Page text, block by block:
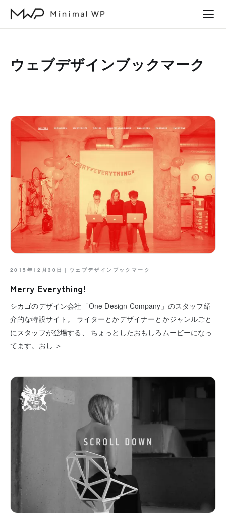
ウェブデザインブックマーク
2015年12月30日｜ ウェブデザインブックマーク
Merry Everything!
シカゴのデザイン会社「One Design Company」のスタッフ紹
介的な特設サイト。 ライターとかデザイナーとかジャンルごと
にスタッフが登場する、 ちょっとしたおもしろムービーになっ
てます。おし ＞